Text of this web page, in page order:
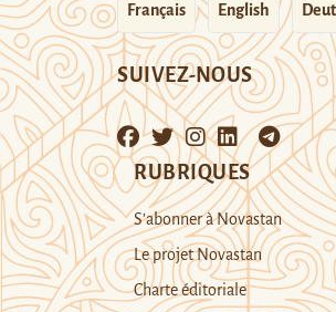
Français English
SUIVEZ-NOUS
RUBRIQUES
S’abonner à Novastan
Le projet Novastan
Charte éditoriale